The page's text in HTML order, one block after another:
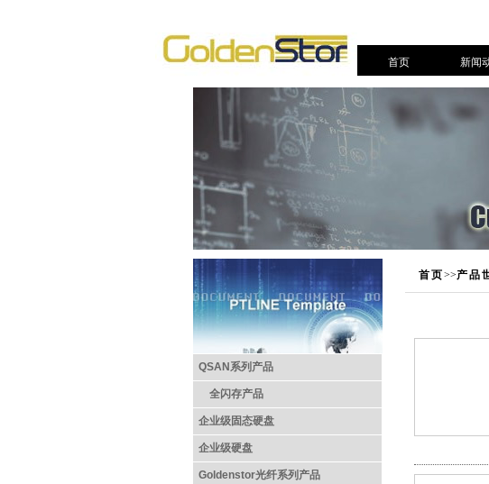
首页 新闻
QSAN系列产品
全闪存产品
企业级固态硬盘
企业级硬盘
Goldenstor光纤系列产品
首页>>产品